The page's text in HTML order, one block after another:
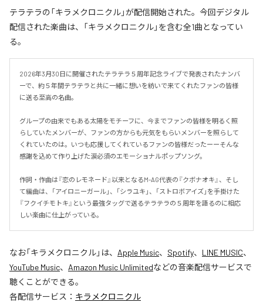
テラテラの「キラメクロニクル」が配信開始された。今回デジタル
配信された楽曲は、「キラメクロニクル」を含む全1曲となってい
る。
2026年3月30日に開催されたテラテラ５周年記念ライブで発表されたナンバ
ーで、約５年間テラテラと共に一緒に想いを紡いで来てくれたファンの皆様
に送る至高の名曲。
グループの由来でもある太陽をモチーフに、今までファンの皆様を明るく照
らしていたメンバーが、ファンの方からも元気をもらいメンバーを照らして
くれていたのは。いつも応援してくれているファンの皆様だったーーそんな
感謝を込めて作り上げた涙必須のエモーショナルポップソング。
作詞・作曲は『恋のレモネード』以来となるM-AG代表の『クボナオキ』、そし
て編曲は、「アイロニーガール」、「シラユキ」、「ストロボアイズ」を手掛けた
『フクイチモトキ』という最強タッグで送るテラテラの５周年を語るのに相応
しい楽曲に仕上がっている。
なお「キラメクロニクル」は、 Apple Music、 Spotify、 LINE MUSIC、
YouTube Music、 Amazon Music Unlimitedなどの音楽配信サービスで
聴くことができる。
各配信サービス： キラメクロニクル